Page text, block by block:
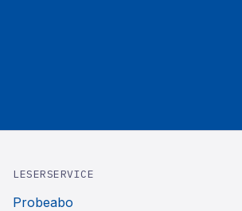
LESERSERVICE
Probeabo